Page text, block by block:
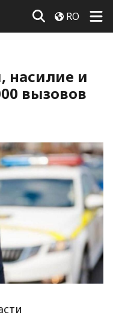
RO
насилие и
вызовов